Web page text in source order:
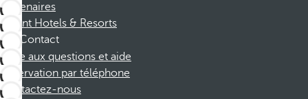
Partenaires
Dorint Hotels & Resorts
Contact
Foire aux questions et aide
Réservation par téléphone
Contactez-nous